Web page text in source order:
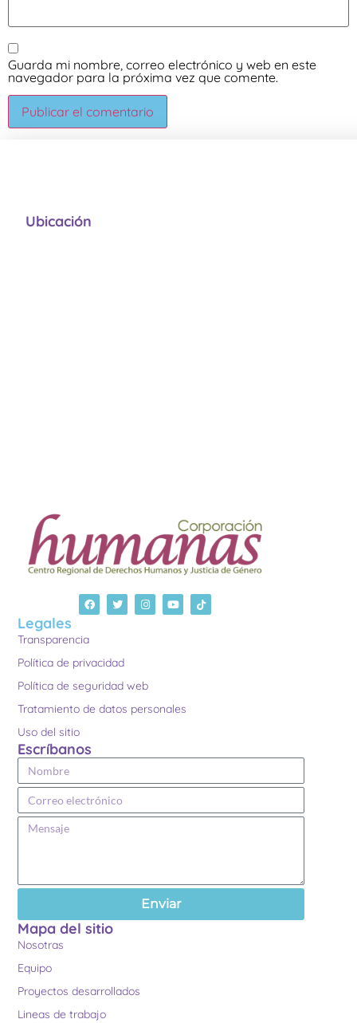
Guarda mi nombre, correo electrónico y web en este
navegador para la próxima vez que comente.
Legales
Transparencia
Política de privacidad
Política de seguridad web
Tratamiento de datos personales
Uso del sitio
Escríbanos
Enviar
Mapa del sitio
Nosotras
Equipo
Proyectos desarrollados
Lineas de trabajo
Ubicación